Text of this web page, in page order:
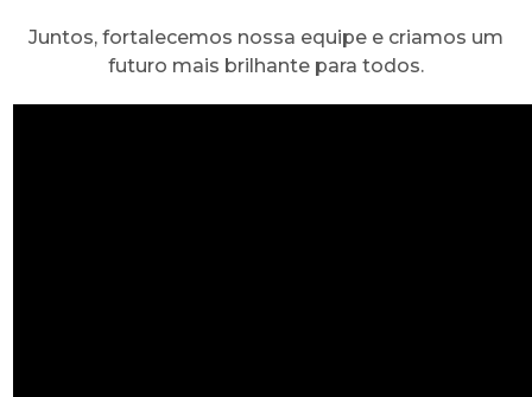
Juntos, fortalecemos nossa equipe e criamos um
futuro mais brilhante para todos.